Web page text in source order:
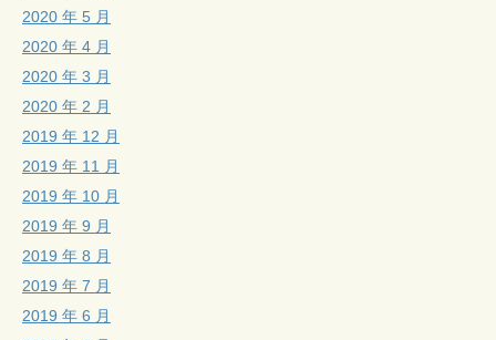
2020 年 5 月
2020 年 4 月
2020 年 3 月
2020 年 2 月
2019 年 12 月
2019 年 11 月
2019 年 10 月
2019 年 9 月
2019 年 8 月
2019 年 7 月
2019 年 6 月